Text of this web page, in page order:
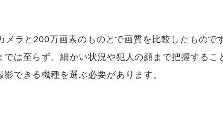
ラと200万画素のものとで画質を比較したもので
は至らず、細かい状況や犯人の顔まで把握するこ
できる機種を選ぶ必要があります。